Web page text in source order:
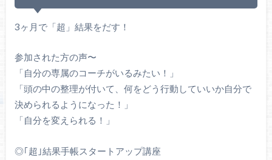
3ヶ月で「超」結果をだす！
参加された方の声〜
「自分の専属のコーチがいるみたい！」
「頭の中の整理が付いて、何をどう行動していいか自分で
決められるようになった！」
「自分を変えられる！」
◎｢超｣結果手帳スタートアップ講座